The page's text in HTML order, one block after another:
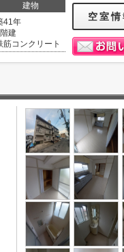
建物
41年
建
筋コンクリート
空室